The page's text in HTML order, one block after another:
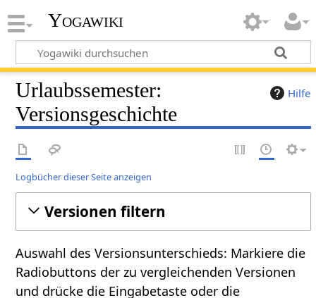
Yogawiki
Hilfe
Urlaubssemester:
Versionsgeschichte
Logbücher dieser Seite anzeigen
Versionen filtern
Auswahl des Versionsunterschieds: Markiere die
Radiobuttons der zu vergleichenden Versionen
und drücke die Eingabetaste oder die